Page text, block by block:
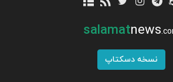
salamatnews
نسخه دسکتاپ